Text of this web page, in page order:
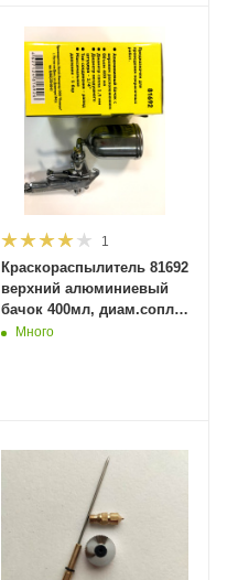
1
Краскораспылитель 81692
верхний алюминиевый
бачок 400мл, диам.сопла
1.5мм (20шт в кор.)
Много